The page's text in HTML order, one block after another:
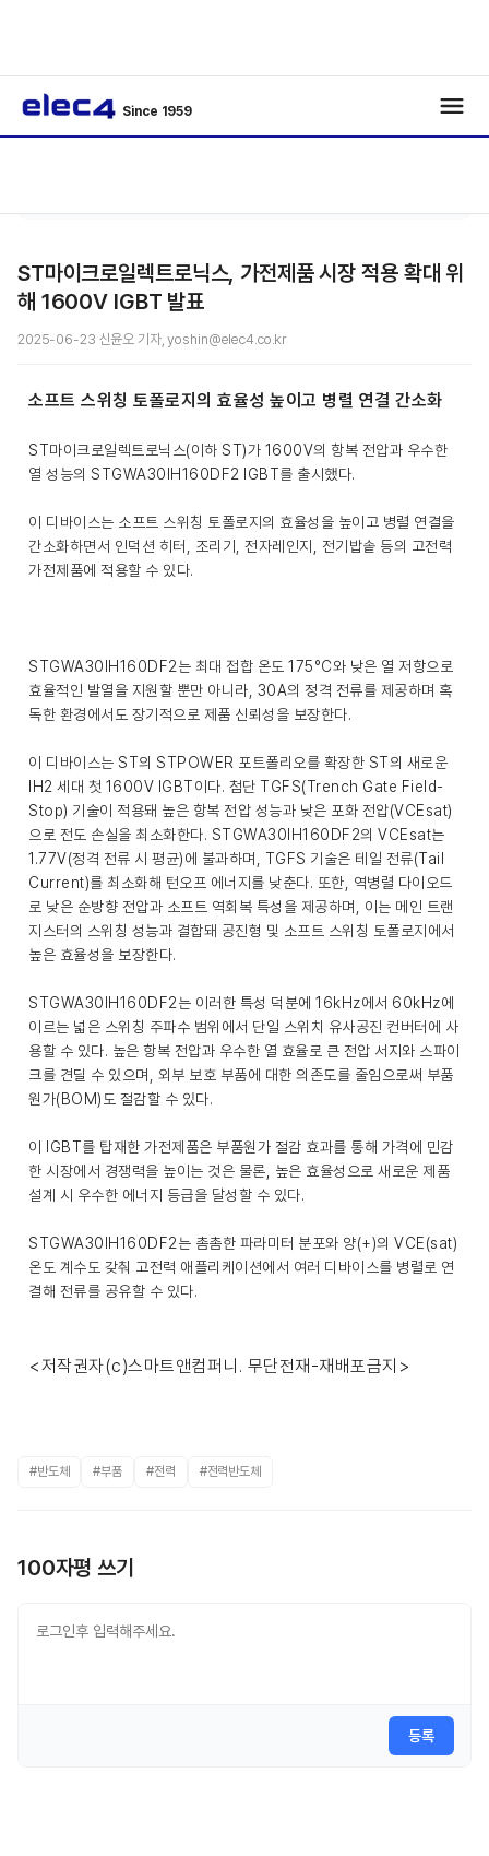
Since 1959
ST마이크로일렉트로닉스, 가전제품 시장 적용 확대 위
해 1600V IGBT 발표
2025-06-23 신윤오 기자, yoshin@elec4.co.kr
소프트 스위칭 토폴로지의 효율성 높이고 병렬 연결 간소화
ST마이크로일렉트로닉스(이하 ST)가 1600V의 항복 전압과 우수한
열 성능의 STGWA30IH160DF2 IGBT를 출시했다.
이 디바이스는 소프트 스위칭 토폴로지의 효율성을 높이고 병렬 연결을
간소화하면서 인덕션 히터, 조리기, 전자레인지, 전기밥솥 등의 고전력
가전제품에 적용할 수 있다.
STGWA30IH160DF2는 최대 접합 온도 175°C와 낮은 열 저항으로
효율적인 발열을 지원할 뿐만 아니라, 30A의 정격 전류를 제공하며 혹
독한 환경에서도 장기적으로 제품 신뢰성을 보장한다.
이 디바이스는 ST의 STPOWER 포트폴리오를 확장한 ST의 새로운
IH2 세대 첫 1600V IGBT이다. 첨단 TGFS(Trench Gate Field-
Stop) 기술이 적용돼 높은 항복 전압 성능과 낮은 포화 전압(VCEsat)
으로 전도 손실을 최소화한다. STGWA30IH160DF2의 VCEsat는
1.77V(정격 전류 시 평균)에 불과하며, TGFS 기술은 테일 전류(Tail
Current)를 최소화해 턴오프 에너지를 낮춘다. 또한, 역병렬 다이오드
로 낮은 순방향 전압과 소프트 역회복 특성을 제공하며, 이는 메인 트랜
지스터의 스위칭 성능과 결합돼 공진형 및 소프트 스위칭 토폴로지에서
높은 효율성을 보장한다.
STGWA30IH160DF2는 이러한 특성 덕분에 16kHz에서 60kHz에
이르는 넓은 스위칭 주파수 범위에서 단일 스위치 유사공진 컨버터에 사
용할 수 있다. 높은 항복 전압과 우수한 열 효율로 큰 전압 서지와 스파이
크를 견딜 수 있으며, 외부 보호 부품에 대한 의존도를 줄임으로써 부품
원가(BOM)도 절감할 수 있다.
이 IGBT를 탑재한 가전제품은 부품원가 절감 효과를 통해 가격에 민감
한 시장에서 경쟁력을 높이는 것은 물론, 높은 효율성으로 새로운 제품
설계 시 우수한 에너지 등급을 달성할 수 있다.
STGWA30IH160DF2는 촘촘한 파라미터 분포와 양(+)의 VCE(sat)
온도 계수도 갖춰 고전력 애플리케이션에서 여러 디바이스를 병렬로 연
결해 전류를 공유할 수 있다.
<저작권자(c)스마트앤컴퍼니. 무단전재-재배포금지>
#반도체 #부품 #전력 #전력반도체
100자평 쓰기
등록